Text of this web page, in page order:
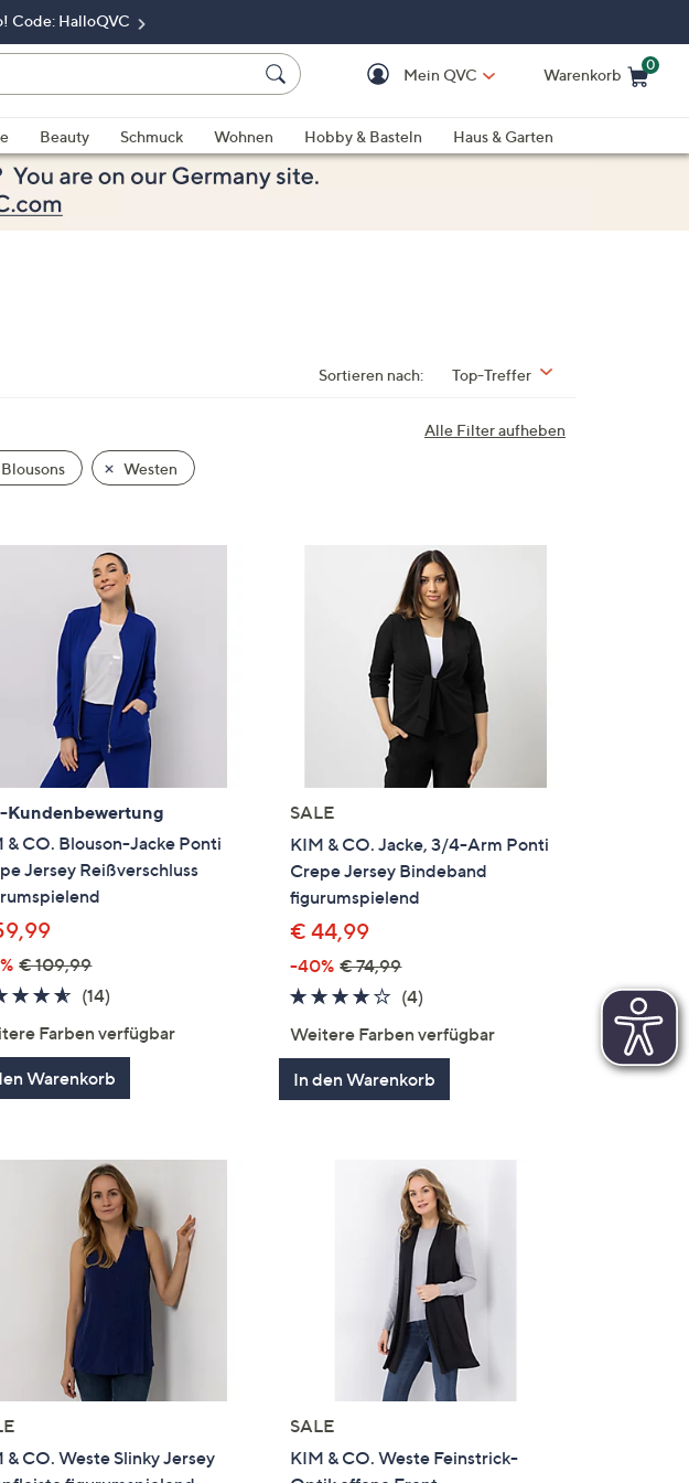
Code: HalloQVC
Mein QVC Warenkorb
0
Beauty Schmuck Wohnen Hobby & Basteln
Haus & Garten
Sortieren nach: Top-Treffer
Alle Filter aufheben
Blousons Westen
Kundenbewertung
& CO. Blouson-Jacke Ponti
Jersey Reißverschluss
€ 109,99
4.5
5
(14)
Farben verfügbar
Warenkorb
SALE
KIM & CO. Jacke, 3/4-Arm Ponti
Crepe Jersey Bindeband
figurumspielend
€ 44,99
-40% € 74,99
4.0
5
(4)
Weitere Farben verfügbar
In den Warenkorb
& CO. Weste Slinky Jersey
SALE
KIM & CO. Weste Feinstrick-